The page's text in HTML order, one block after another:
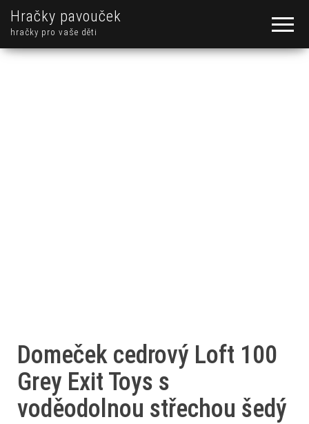
Hračky pavouček
hračky pro vaše děti
Domeček cedrový Loft 100
Grey Exit Toys s
voděodolnou střechou šedý